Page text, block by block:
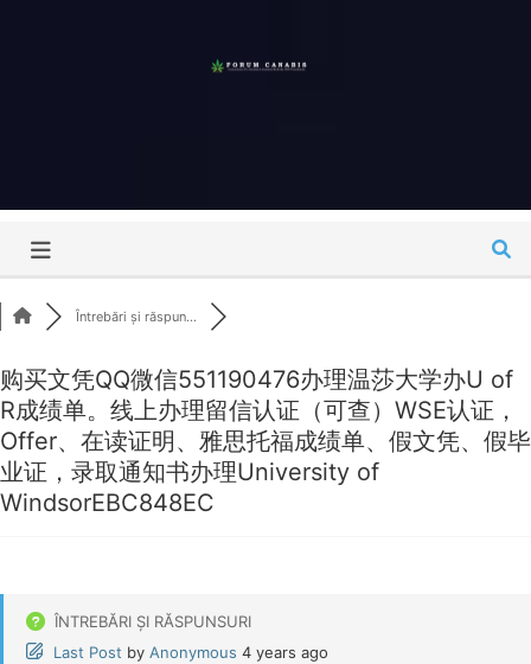
Întrebări și răspun...
购买文凭QQ微信551190476办理温莎大学办U of
R成绩单。线上办理留信认证（可查）WSE认证，
Offer、在读证明、雅思托福成绩单、假文凭、假毕
业证，录取通知书办理University of
WindsorEBC848EC
ÎNTREBĂRI ȘI RĂSPUNSURI
Last Post by Anonymous 4 years ago